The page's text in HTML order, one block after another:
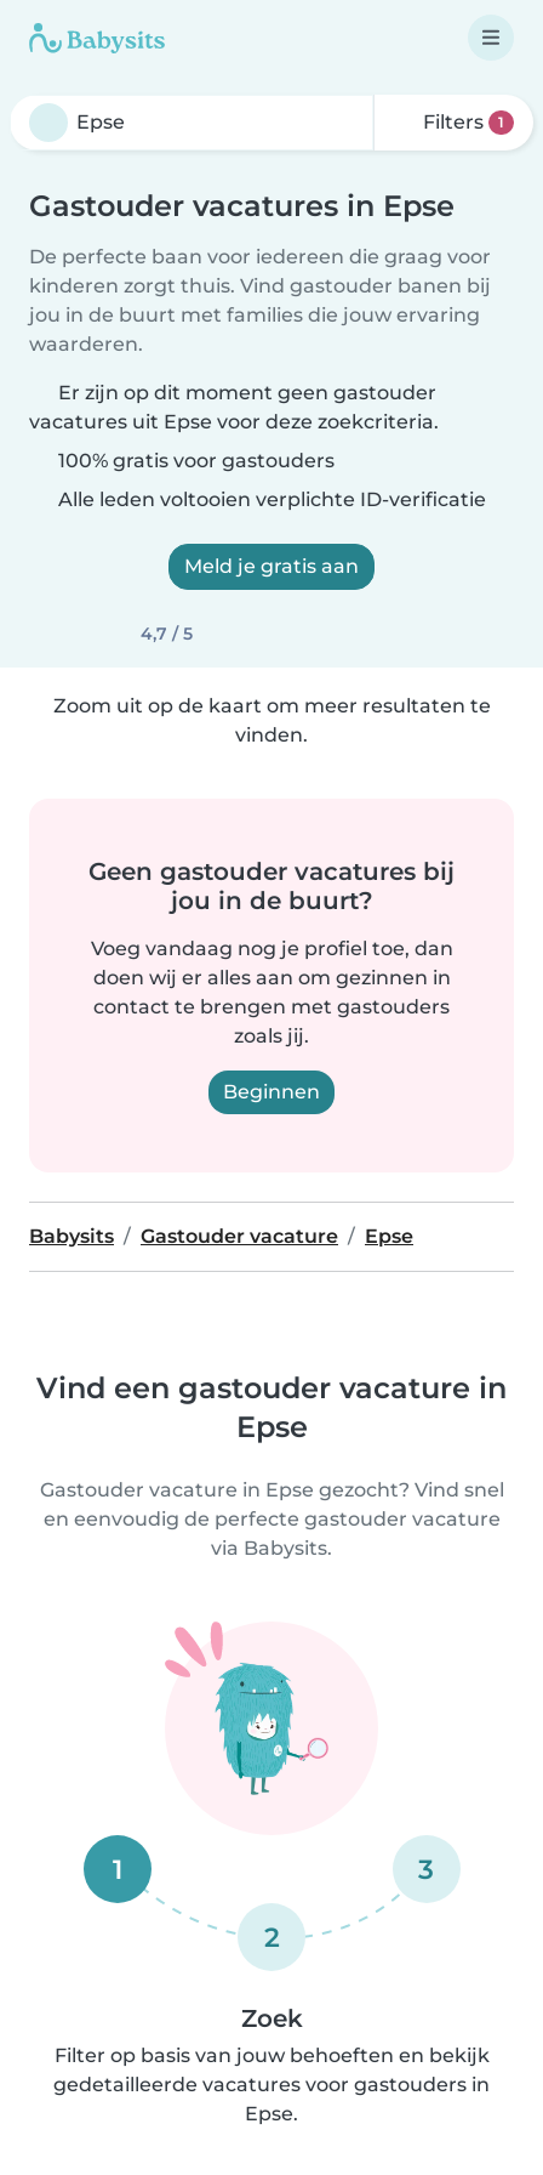
Filters 1
Gastouder vacatures in Epse
De perfecte baan voor iedereen die graag voor
kinderen zorgt thuis. Vind gastouder banen bij
jou in de buurt met families die jouw ervaring
waarderen.
Er zijn op dit moment geen gastouder
vacatures uit Epse voor deze zoekcriteria.
100% gratis voor gastouders
Alle leden voltooien verplichte ID-verificatie
Meld je gratis aan
4,7 / 5
Zoom uit op de kaart om meer resultaten te
vinden.
Geen gastouder vacatures bij
jou in de buurt?
Voeg vandaag nog je profiel toe, dan
doen wij er alles aan om gezinnen in
contact te brengen met gastouders
zoals jij.
Beginnen
Babysits Gastouder vacature Epse
Vind een gastouder vacature in
Epse
Gastouder vacature in Epse gezocht? Vind snel
en eenvoudig de perfecte gastouder vacature
via Babysits.
1
2
3
Zoek
Filter op basis van jouw behoeften en bekijk
gedetailleerde vacatures voor gastouders in
Epse.